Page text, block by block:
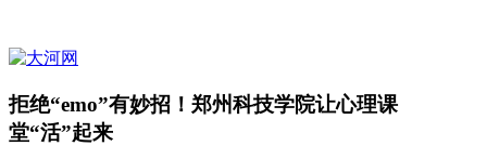
拒绝“emo”有妙招！郑州科技学院让心理课
堂“活”起来